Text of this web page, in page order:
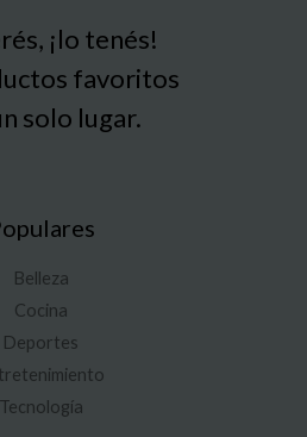
¡lo tenés!
favoritos
solo lugar.
Belleza
Cocina
Deportes
Tecnología